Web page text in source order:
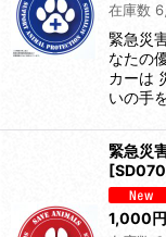
在庫数 6
緊急災
なたの
カーは
いの手
緊急災
[SD070
1,000円